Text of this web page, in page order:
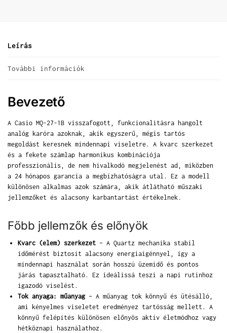
Leírás
További információk
Bevezető
A Casio MQ-27-1B visszafogott, funkcionalitásra hangolt
analóg karóra azoknak, akik egyszerű, mégis tartós
megoldást keresnek mindennapi viseletre. A kvarc szerkezet
és a fekete számlap harmonikus kombinációja
professzionális, de nem hivalkodó megjelenést ad, miközben
a 24 hónapos garancia a megbízhatóságra utal. Ez a modell
különösen alkalmas azok számára, akik átlátható műszaki
jellemzőket és alacsony karbantartást értékelnek.
Főbb jellemzők és előnyök
Kvarc (elem) szerkezet – A Quartz mechanika stabil
időmérést biztosít alacsony energiaigénnyel, így a
mindennapi használat során hosszú üzemidő és pontos
járás tapasztalható. Ez ideálissá teszi a napi rutinhoz
igazodó viselést.
Tok anyaga: műanyag– A műanyag tok könnyű és ütésálló,
ami kényelmes viseletet eredményez tartósság mellett. A
könnyű felépítés különösen előnyös aktív életmódhoz vagy
hétköznapi használathoz.